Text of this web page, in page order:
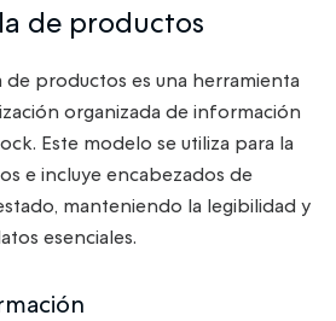
de productos
productos es una herramienta
organizada de información
Este modelo se utiliza para la
e incluye encabezados de
manteniendo la legibilidad y
esenciales.